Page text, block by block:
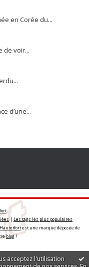
acceptez l'utilisation
en Corée du...
de voir...
d’une...
| Les tags les plus populaires
Hautetfortest une marque déposée de
blog!